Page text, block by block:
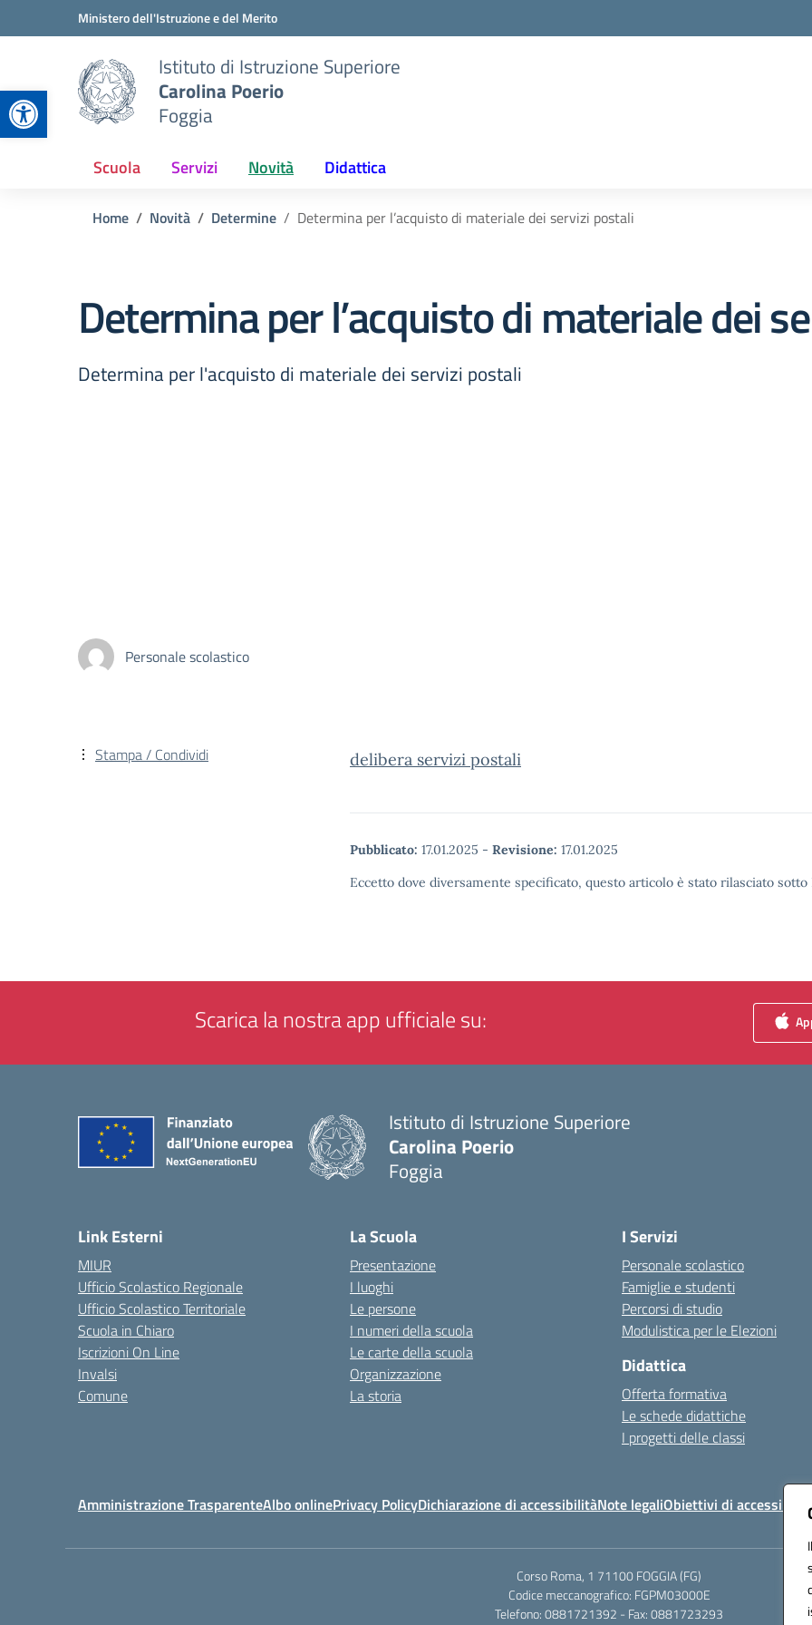
Apri la barra degli strumenti
Vai ai contenuti
Vai al menu di navigazioneMinistero dell'Istruzione e del Merito
Istituto di Istruzione Superiore
Carolina Poerio
Foggia
Scuola Servizi Novità Didattica
Home Novità Determine Determina per l’acquisto di materiale dei servizi postali
Determina per l’acquisto di materiale dei
Determina per l'acquisto di materiale dei servizi postali
Personale scolastico
delibera servizi postali
Pubblicato: 17.01.2025 - Revisione: 17.01.2025
Eccetto dove diversamente specificato, questo articolo è stato rilasciato
Stampa / Condividi
Scarica la nostra app ufficiale su:
Istituto di Istruzione Superiore
Carolina Poerio
Foggia
Link Esterni
MIUR
Ufficio Scolastico Regionale
Ufficio Scolastico Territoriale
Scuola in Chiaro
Iscrizioni On Line
Invalsi
Comune
La Scuola
Presentazione
I luoghi
Le persone
I numeri della scuola
Le carte della scuola
Organizzazione
La storia
I Servizi
Personale scolastico
Famiglie e studenti
Percorsi di studio
Modulistica per le Elezioni
Didattica
Offerta formativa
Le schede didattiche
I progetti delle classi
Amministrazione TrasparenteAlbo onlinePrivacy PolicyDichiarazione di accessibilitàNote legaliObiettivi di
Corso Roma, 1 71100 FOGGIA (FG)
Codice meccanografico: FGPM03000E
Telefono: 0881721392 - Fax: 0881723293